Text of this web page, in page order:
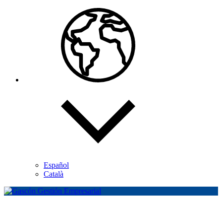
Español
Català